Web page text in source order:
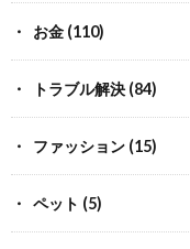
お金 (110)
トラブル解決 (84)
ファッション (15)
ペット (5)